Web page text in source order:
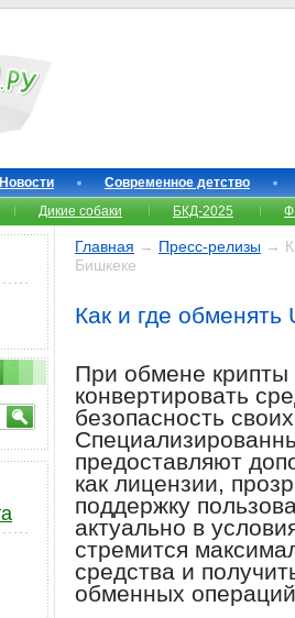
Новости
Современное детство
Дикие собаки БКД-2025
Главная → Пресс-релизы →
Бишкеке
Как и где
При обмене крипты
конвертировать
безопасность
предоставляют
как лицензии,
поддержку
актуально в
стремится
средства и
обменных